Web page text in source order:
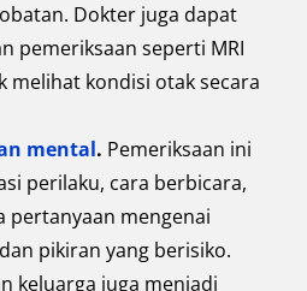
Dokter juga dapat
pemeriksaan seperti MRI
melihat kondisi otak secara
mental. Pemeriksaan ini
perilaku, cara berbicara,
pertanyaan mengenai
pikiran yang berisiko.
keluarga juga menjadi